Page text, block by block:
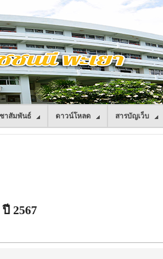
าสัมพันธ์ ดาวน์โหลด สารบัญเว็บ
2567